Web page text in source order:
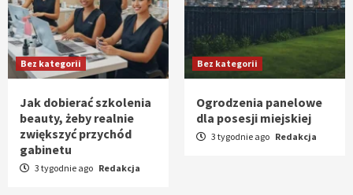
Bez kategorii
Jak dobierać szkolenia
beauty, żeby realnie
zwiększyć przychód
gabinetu
3 tygodnie ago Redakcja
Bez kategorii
Ogrodzenia panelowe
dla posesji miejskiej
3 tygodnie ago Redakcja